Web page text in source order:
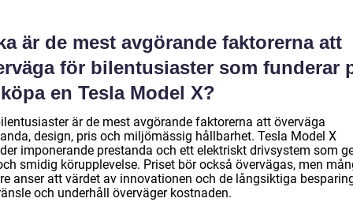
är de mest avgörande faktorerna att
för bilentusiaster som funderar
en Tesla Model X?
är de mest avgörande faktorerna att överväga
design, pris och miljömässig hållbarhet. Tesla Model X
imponerande prestanda och ett elektriskt drivsystem som
smidig körupplevelse. Priset bör också övervägas, men
anser att värdet av innovationen och de långsiktiga
och underhåll överväger kostnaden.